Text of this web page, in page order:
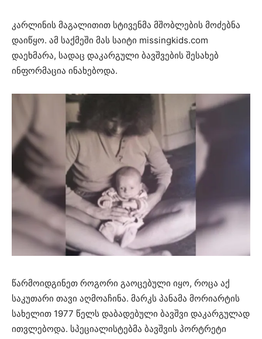
კარლინის მაგალითით სტივენმა მშობლების მოძებნა
დაიწყო. ამ საქმეში მას საიტი missingkids.com
დაეხმარა, სადაც დაკარგული ბავშვების შესახებ
ინფორმაცია ინახებოდა.
წარმოიდგინეთ როგორი გაოცებული იყო, როცა აქ
საკუთარი თავი აღმოაჩინა. მარკს პანამა მორიარტის
სახელით 1977 წელს დაბადებული ბავშვი დაკარგულად
ითვლებოდა. სპეციალისტებმა ბავშვის პორტრეტი